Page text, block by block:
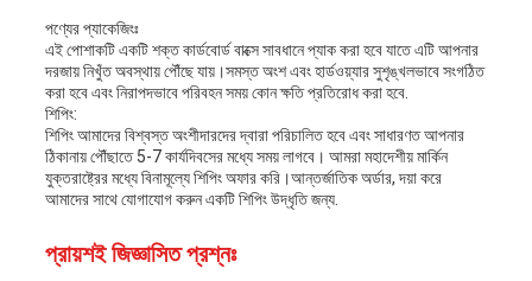
পণ্যের প্যাকেজিংঃ
এই পোশাকটি একটি শক্ত কার্ডবোর্ড বাক্সে সাবধানে প্যাক করা হবে যাতে এটি আপনার
দরজায় নিখুঁত অবস্থায় পৌঁছে যায়।সমস্ত অংশ এবং হার্ডওয়্যার সুশৃঙ্খলভাবে সংগঠিত
করা হবে এবং নিরাপদভাবে পরিবহন সময় কোন ক্ষতি প্রতিরোধ করা হবে.
শিপিং:
শিপিং আমাদের বিশ্বস্ত অংশীদারদের দ্বারা পরিচালিত হবে এবং সাধারণত আপনার
ঠিকানায় পৌঁছাতে 5-7 কার্যদিবসের মধ্যে সময় লাগবে। আমরা মহাদেশীয় মার্কিন
যুক্তরাষ্ট্রের মধ্যে বিনামূল্যে শিপিং অফার করি।আন্তর্জাতিক অর্ডার, দয়া করে
আমাদের সাথে যোগাযোগ করুন একটি শিপিং উদ্ধৃতি জন্য.
প্রায়শই জিজ্ঞাসিত প্রশ্নঃ